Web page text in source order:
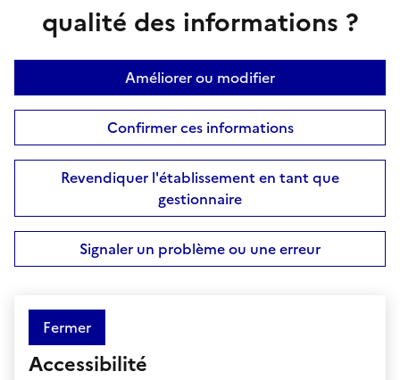
qualité des informations ?
Améliorer ou modifier
Confirmer ces informations
Revendiquer l'établissement en tant que
gestionnaire
Signaler un problème ou une erreur
Fermer
Accessibilité